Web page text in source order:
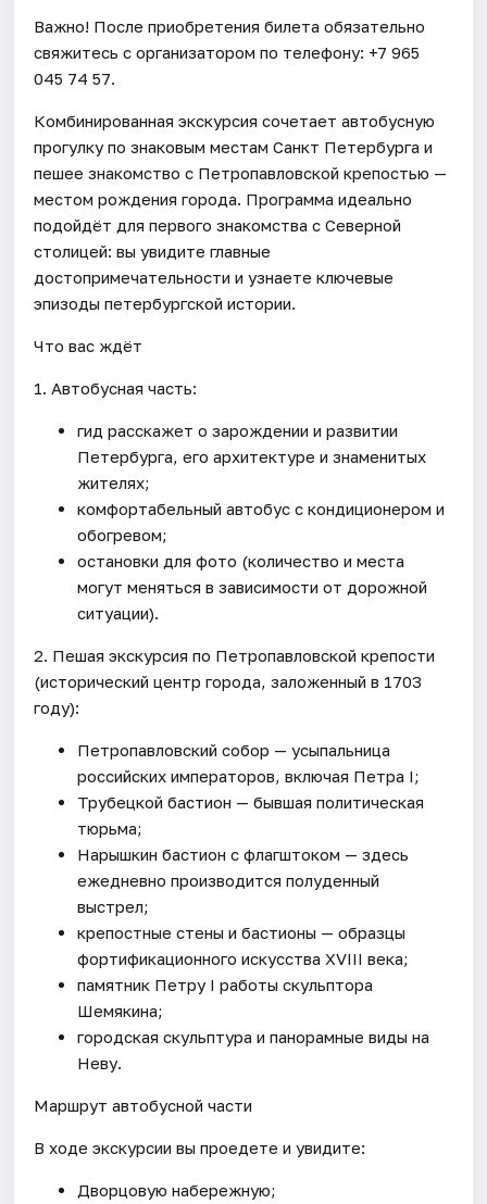
Важно! После приобретения билета обязательно
свяжитесь с организатором по телефону: +7 965
045 74 57.
Комбинированная экскурсия сочетает автобусную
прогулку по знаковым местам Санкт Петербурга и
пешее знакомство с Петропавловской крепостью —
местом рождения города. Программа идеально
подойдёт для первого знакомства с Северной
столицей: вы увидите главные
достопримечательности и узнаете ключевые
эпизоды петербургской истории.
Что вас ждёт
1. Автобусная часть:
гид расскажет о зарождении и развитии
Петербурга, его архитектуре и знаменитых
жителях;
комфортабельный автобус с кондиционером и
обогревом;
остановки для фото (количество и места
могут меняться в зависимости от дорожной
ситуации).
2. Пешая экскурсия по Петропавловской крепости
(исторический центр города, заложенный в 1703
году):
Петропавловский собор — усыпальница
российских императоров, включая Петра I;
Трубецкой бастион — бывшая политическая
тюрьма;
Нарышкин бастион с флагштоком — здесь
ежедневно производится полуденный
выстрел;
крепостные стены и бастионы — образцы
фортификационного искусства XVIII века;
памятник Петру I работы скульптора
Шемякина;
городская скульптура и панорамные виды на
Неву.
Маршрут автобусной части
В ходе экскурсии вы проедете и увидите:
Дворцовую набережную;